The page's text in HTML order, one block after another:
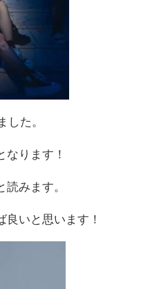
した。
なります！
みます。
いと思います！